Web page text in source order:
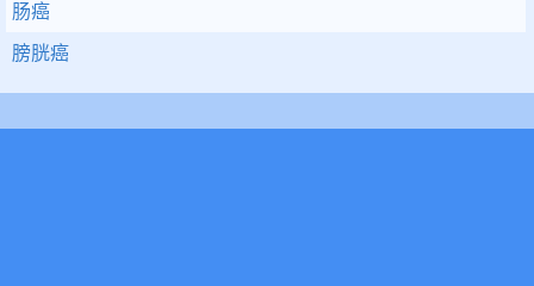
肠癌
膀胱癌